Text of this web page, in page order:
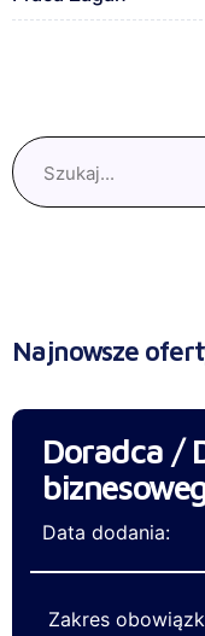
Najnowsze
Doradca /
Data dodania:
Zakres